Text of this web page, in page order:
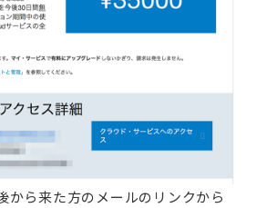
から来た方のメールのリンクから